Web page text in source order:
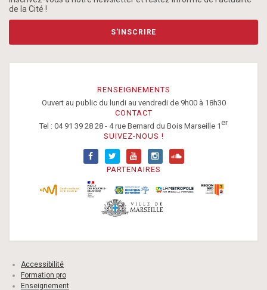
de la Cité !
S'INSCRIRE
RENSEIGNEMENTS
Ouvert au public du lundi au vendredi de 9h00 à 18h30
CONTACT
Tel : 04 91 39 28 28 - 4 rue Bernard du Bois Marseille 1er
SUIVEZ-NOUS !
PARTENAIRES
Accessibilité
Formation pro
Enseignement